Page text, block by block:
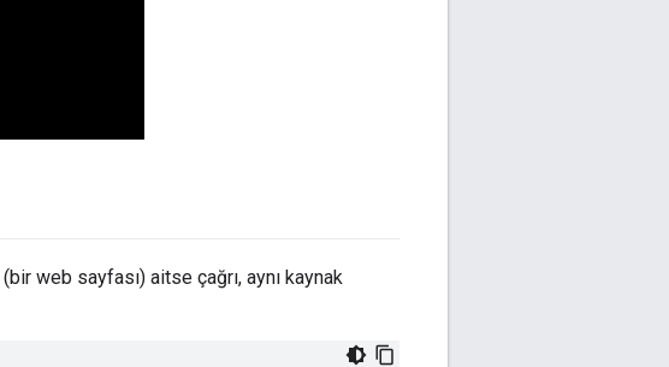
web sayfası) aitse çağrı, aynı kaynak